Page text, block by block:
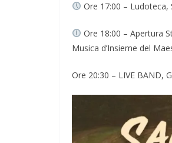
Ore 17:00 –
Ore 18:00 – Apertura
Musica d’Insieme del
Ore 20:30 – LIVE BAND,